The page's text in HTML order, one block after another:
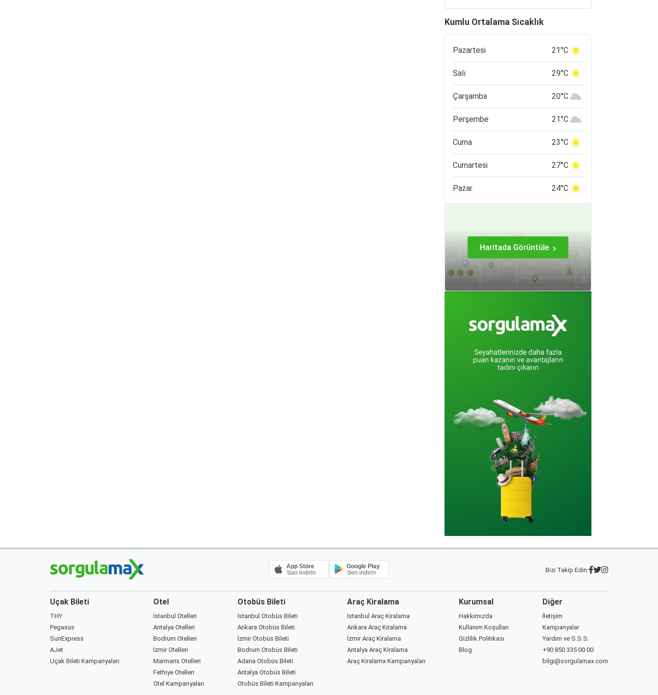
güzellikleri içerisinde konumlanan
popüler bir tatil rotası.
Kumlu Ortalama Sıcaklık
Pazartesi 21°C
Salı 29°C
Çarşamba 20°C
Perşembe 21°C
Cuma 23°C
Cumartesi 27°C
Pazar 24°C
Haritada Görüntüle
App Store
'dan indirin
Google Play
'den indirin Bizi Takip Edin:
Uçak Bileti
THY
Pegasus
SunExpress
AJet
Uçak Bileti Kampanyaları
Otel
İstanbul Otelleri
Antalya Otelleri
Bodrum Otelleri
İzmir Otelleri
Marmaris Otelleri
Fethiye Otelleri
Otel Kampanyaları
Otobüs Bileti
İstanbul Otobüs Bileti
Ankara Otobüs Bileti
İzmir Otobüs Bileti
Bodrum Otobüs Bileti
Adana Otobüs Bileti
Antalya Otobüs Bileti
Otobüs Bileti Kampanyaları
Araç Kiralama
İstanbul Araç Kiralama
Ankara Araç Kiralama
İzmir Araç Kiralama
Antalya Araç Kiralama
Araç Kiralama Kampanyaları
Kurumsal
Hakkımızda
Kullanım Koşulları
Gizlilik Politikası
Blog
Diğer
İletişim
Kampanyalar
Yardım ve S.S.S.
+90 850 335 00 00
bilgi@sorgulamax.com